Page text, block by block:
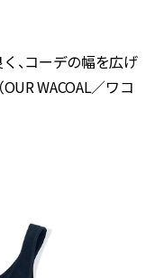
、コーデの幅を広げ
WACOAL／ワコ